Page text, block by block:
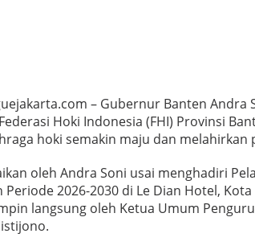
– Gubernur Banten Andra
Hoki Indonesia (FHI) Provinsi
hoki semakin maju dan melahirkan
oleh Andra Soni usai menghadiri
2026-2030 di Le Dian Hotel,
langsung oleh Ketua Umum